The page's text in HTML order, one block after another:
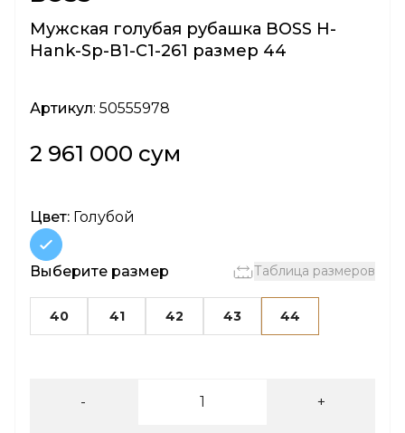
Мужская голубая рубашка BOSS H-
Hank-Sp-B1-C1-261 размер 44
Артикул: 50555978
2 961 000 сум
Цвет: Голубой
Выберите размер Таблица размеров
40 41 42 43 44
- +